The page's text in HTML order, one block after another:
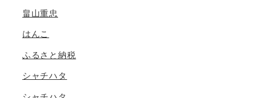
畠山重忠
はんこ
ふるさと納税
シャチハタ